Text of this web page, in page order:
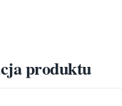
produktu